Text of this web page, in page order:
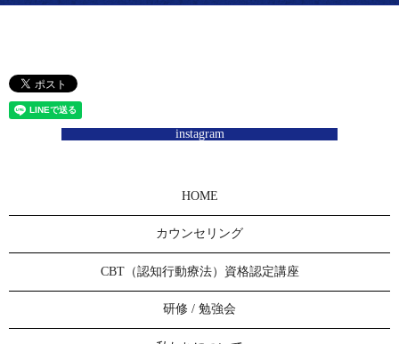
instagram
HOME
カウンセリング
CBT（認知行動療法）資格認定講座
研修 / 勉強会